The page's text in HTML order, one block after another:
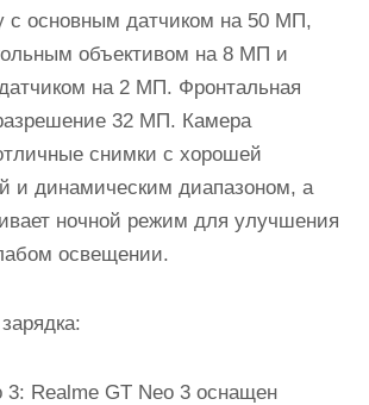
с основным датчиком на 50 МП,
объективом на 8 МП и
на 2 МП. Фронтальная
32 МП. Камера
снимки с хорошей
и динамическим диапазоном, а
ночной режим для улучшения
освещении.
3: Realme GT Neo 3 оснащен